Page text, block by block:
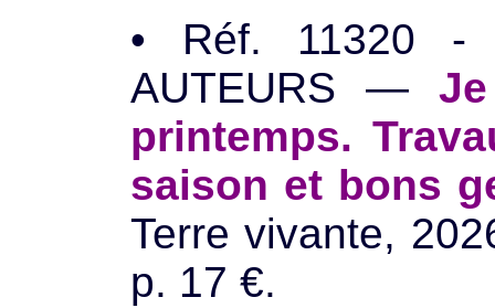
• Réf. 11320 -
AUTEURS —
printemps.
saison et bons
Terre vivante,
p. 17 €.